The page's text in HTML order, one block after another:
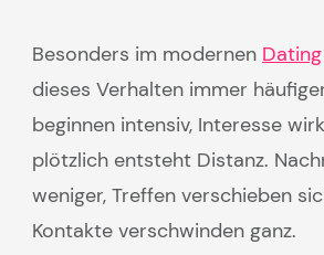
Besonders im modernen Dating
dieses Verhalten immer
beginnen intensiv, Interesse
plötzlich entsteht Distanz.
weniger, Treffen verschieben
Kontakte verschwinden ganz.